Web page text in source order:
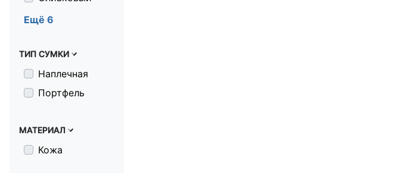
Серебристый
Серый
Синий
Черный
Ещё 6
ТИП СУМКИ
Наплечная
Портфель
МАТЕРИАЛ
Кожа